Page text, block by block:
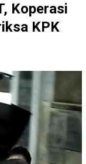
Koperasi
KPK